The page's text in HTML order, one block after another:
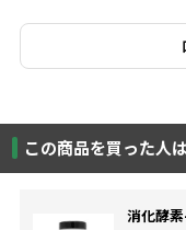
この商品を買った人
消化酵